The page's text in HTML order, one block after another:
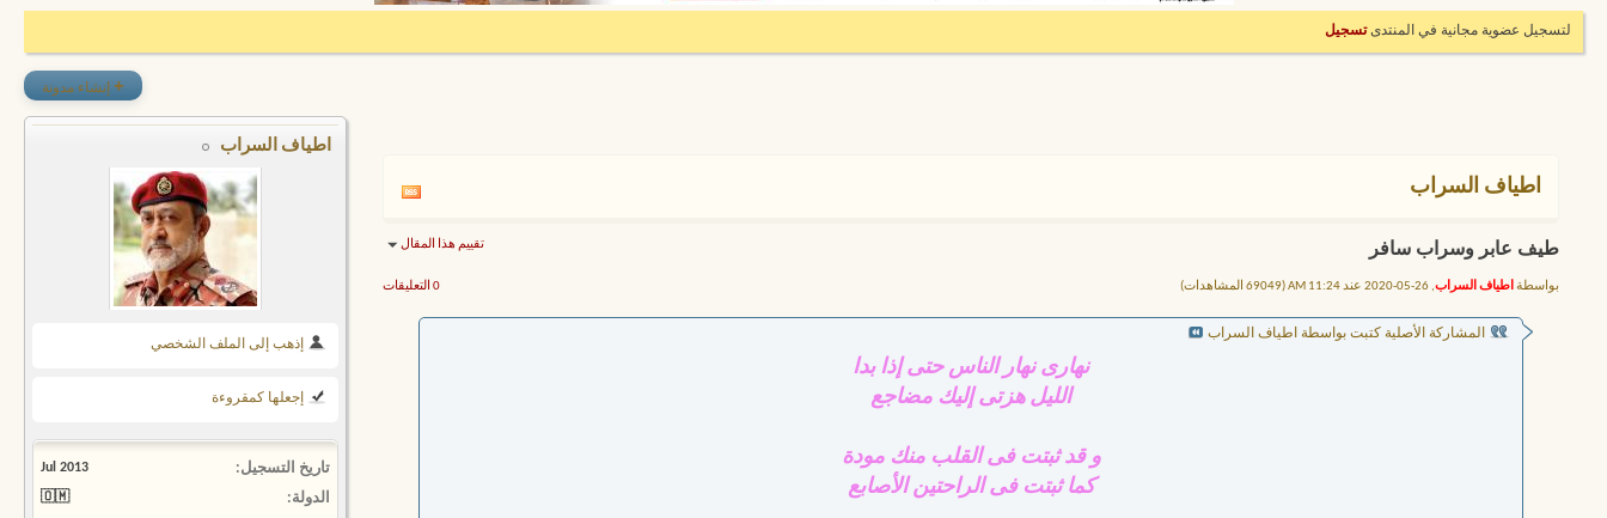
لتسجيل عضوية مجانية في المنتدىتسجيل
اطياف السراب
طيف عابر وسراب سافر تقييم هذا المقال
0 التعليقات بواسطة اطياف السراب, 26-05-2020 عند 11:24 AM (69049 المشاهدات)
المشاركة الأصلية كتبت بواسطة اطياف السراب
نهارى نهار الناس حتى إذا بدا
الليل هزتى إليك مضاجع
و قد ثبتت فى القلب منك مودة
كما ثبتت فى الراحتين الأصابع
+ إنشاء مدونة
اطياف السراب
إذهب إلى الملف الشخصي
إجعلها كمقروءة
تاريخ التسجيل Jul 2013
الدولة 🇴🇲